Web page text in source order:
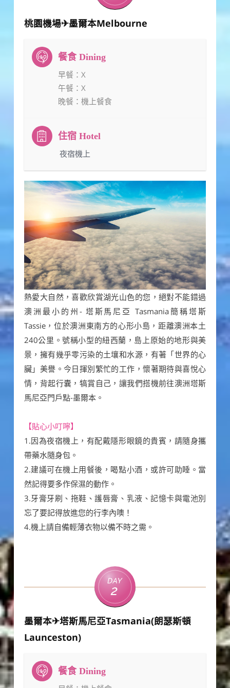
桃園機場✈墨爾本Melbourne
早餐 ：X
午餐 ：X
晚餐 ：機上餐食
：夜宿機上
熱愛大自然，喜歡欣賞湖光山色的您，絕對不能錯過
澳洲最小的州- 塔斯馬尼亞 Tasmania簡稱塔斯
Tassie，位於澳洲東南方的心形小島，距離澳洲本土
240公里。號稱小型的紐西蘭，島上原始的地形與美
景，擁有幾乎零污染的土壤和水源，有著「世界的心
臟」美譽。今日揮別繁忙的工作，懷著期待與喜悅心
情，背起行囊，犒賞自己，讓我們搭機前往澳洲塔斯
馬尼亞門戶點-墨爾本。
【貼心小叮嚀】
1.因為夜宿機上，有配戴隱形眼鏡的貴賓，請隨身攜
帶藥水隨身包。
2.建議可在機上用餐後，喝點小酒，或許可助睡。當
然記得要多作保濕的動作。
3.牙膏牙刷、拖鞋、護唇膏、乳液、記憶卡與電池別
忘了要記得放進您的行李內噢！
4.機上請自備輕薄衣物以備不時之需。
Day
2
墨爾本✈塔斯馬尼亞Tasmania(朗瑟斯頓
Launceston)